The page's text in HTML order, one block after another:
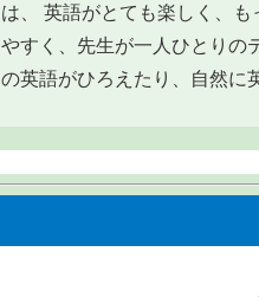
は、 英語がとても楽しく、
やすく、先生が一人ひとりの
の英語がひろえたり、自然に